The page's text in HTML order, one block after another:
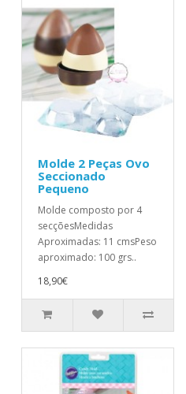
Molde 2 Peças Ovo
Seccionado
Pequeno
Molde composto por 4
secçõesMedidas
Aproximadas: 11 cmsPeso
aproximado: 100 grs..
18,90€